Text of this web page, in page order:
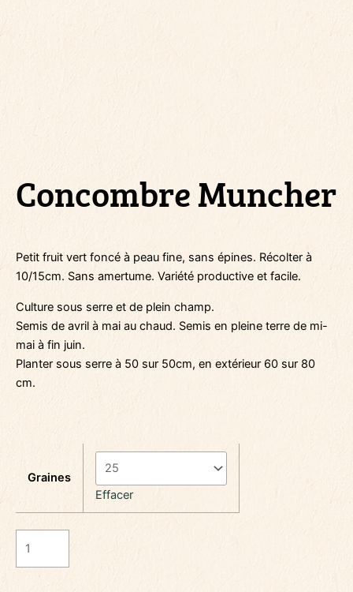
Concombre Muncher
Petit fruit vert foncé à peau fine, sans épines. Récolter à
10/15cm. Sans amertume. Variété productive et facile.
Culture sous serre et de plein champ.
Semis de avril à mai au chaud. Semis en pleine terre de mi-
mai à fin juin.
Planter sous serre à 50 sur 50cm, en extérieur 60 sur 80
cm.
Graines
Effacer